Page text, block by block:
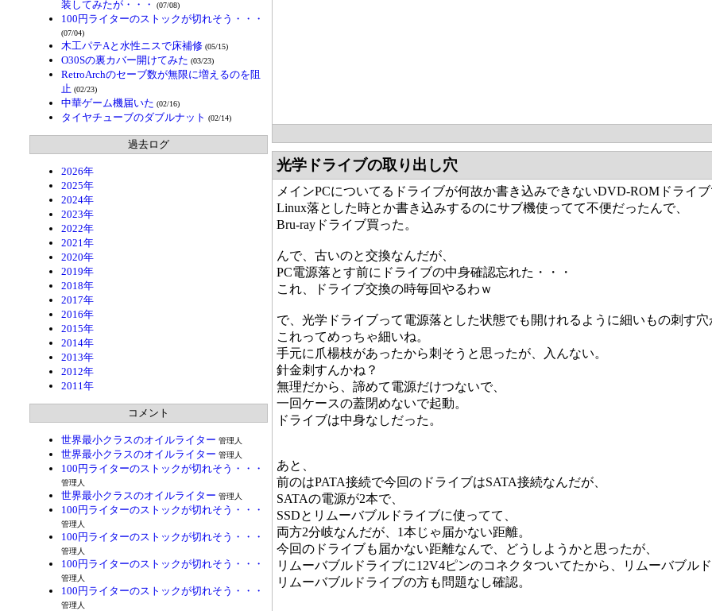
装してみたが・・・
(07/08)
100円ライターのストックが切れそう・・・
(07/04)
木工パテAと水性ニスで床補修 (05/15)
O30Sの裏カバー開けてみた (03/23)
RetroArchのセーブ数が無限に増えるのを阻
止 (02/23)
中華ゲーム機届いた (02/16)
タイヤチューブのダブルナット (02/14)
過去ログ
2026年
2025年
2024年
2023年
2022年
2021年
2020年
2019年
2018年
2017年
2016年
2015年
2014年
2013年
2012年
2011年
コメント
世界最小クラスのオイルライター 管理人
世界最小クラスのオイルライター 管理人
100円ライターのストックが切れそう・・・
管理人
世界最小クラスのオイルライター 管理人
100円ライターのストックが切れそう・・・
管理人
100円ライターのストックが切れそう・・・
管理人
100円ライターのストックが切れそう・・・
管理人
100円ライターのストックが切れそう・・・
管理人
光学ドライブの取り出し穴
メインPCについてるドライブが何故か書き込みできないDVD-ROMドライブ
Linux落とした時とか書き込みするのにサブ機使ってて不便だったんで、
Bru-rayドライブ買った。
んで、古いのと交換なんだが、
PC電源落とす前にドライブの中身確認忘れた・・・
これ、ドライブ交換の時毎回やるわｗ
で、光学ドライブって電源落とした状態でも開けれるように細いもの刺す穴
これってめっちゃ細いね。
手元に爪楊枝があったから刺そうと思ったが、入んない。
針金刺すんかね？
無理だから、諦めて電源だけつないで、
一回ケースの蓋閉めないで起動。
ドライブは中身なしだった。
あと、
前のはPATA接続で今回のドライブはSATA接続なんだが、
SATAの電源が2本で、
SSDとリムーバブルドライブに使ってて、
両方2分岐なんだが、1本じゃ届かない距離。
今回のドライブも届かない距離なんで、どうしようかと思ったが、
リムーバブルドライブに12V4ピンのコネクタついてたから、リムーバブル
リムーバブルドライブの方も問題なし確認。